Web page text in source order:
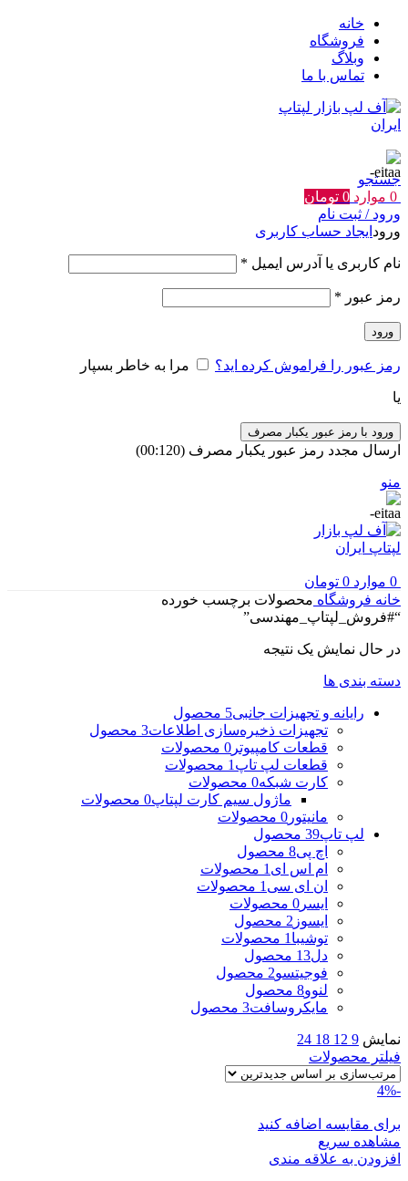
خانه
فروشگاه
وبلاگ
تماس با ما
جستجو
0 موارد 0 تومان
ورود / ثبت نام
ورود ایجاد حساب کاربری
نام کاربری یا آدرس ایمیل *
رمز عبور *
ورود
رمز عبور را فراموش کرده اید؟ مرا به خاطر بسپار
یا
ورود با رمز عبور یکبار مصرف
ارسال مجدد رمز عبور یکبار مصرف (00:
120
)
منو
0 موارد 0 تومان
خانه فروشگاه محصولات برچسب خورده
“#فروش_لپتاپ_مهندسی”
در حال نمایش یک نتیجه
دسته بندی ها
رایانه و تجهیزات جانبی5 محصول
تجهیزات ذخیره‌سازی اطلاعات3 محصول
قطعات کامپیوتر 0 محصولات
قطعات لپ تاپ 1 محصولات
کارت شبکه0 محصولات
ماژول سیم کارت لپتاپ0 محصولات
مانیتور 0 محصولات
لپ تاپ39 محصول
اچ پی8 محصول
ام اس ای 1 محصولات
ان ای سی 1 محصولات
ایسر 0 محصولات
ایسوز 2 محصول
توشیبا 1 محصولات
دل13 محصول
فوجیتسو2 محصول
لنوو8 محصول
مایکروسافت3 محصول
نمایش 9
12
18
24
فیلتر محصولات
-4%
برای مقایسه اضافه کنید
مشاهده سریع
افزودن به علاقه مندی